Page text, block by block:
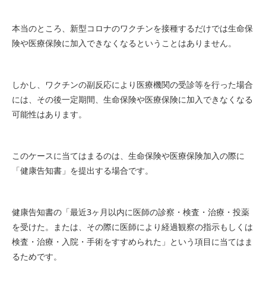
本当のところ、新型コロナのワクチンを接種するだけでは生命保
険や医療保険に加入できなくなるということはありません。
しかし、ワクチンの副反応により医療機関の受診等を行った場合
には、その後一定期間、生命保険や医療保険に加入できなくなる
可能性はあります。
このケースに当てはまるのは、生命保険や医療保険加入の際に
「健康告知書」を提出する場合です。
健康告知書の「最近3ヶ月以内に医師の診察・検査・治療・投薬
を受けた。または、その際に医師により経過観察の指示もしくは
検査・治療・入院・手術をすすめられた」という項目に当てはま
るためです。